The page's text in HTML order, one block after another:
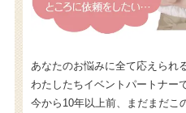
あなたのお悩みに全て応えられ
わたしたちイベントパートナー
今から10年以上前、まだまだこ